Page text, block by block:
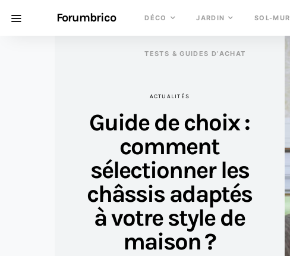
Forumbrico DÉCO JARDIN SOL-MUR
TESTS & GUIDES D’ACHAT
ACTUALITÉS
Guide de choix :
comment
sélectionner les
châssis adaptés
à votre style de
maison ?